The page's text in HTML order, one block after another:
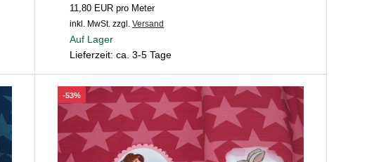
11,80 EUR pro Meter
inkl. MwSt. zzgl. Versand
Auf Lager
Lieferzeit: ca. 3-5 Tage
-53%